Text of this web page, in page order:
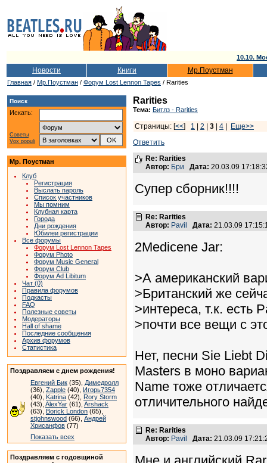
10.10.
Новости Книги Мр.Поустман
Главная / Мр.Поустман / Форум Lost Lennon Tapes / Rarities
Поиск
Искать:
Советы
Vox populi
Мр. Поустман
Клуб
Регистрация
Выслать пароль
Список участников
Мы помним
Клубная карта
Города
Дни рождения
Юбилеи регистрации
Все форумы
Форум Lost Lennon Tapes
Форум Photo
Форум Music General
Форум Club
Форум Ad Libitum
Чат (0)
Правила форумов
Подкасты
FAQ
Полезные советы
Модераторы
Hall of shame
Последние сообщения
Архив форумов
Статистика
Поздравляем с днем рождения!
Евгений Бик (35), Димедролл
(36), Zapple (40), Игорь7354
(40), Katrina (42), Rory Storm
(43), AlexYar (61), Arshack
(63), Borick London (65),
stjohnswood (66), Андрей
Хрисанфов (77)
Показать всех
Поздравляем с годовщиной
Rarities
Тема: Битлз - Rarities
Страницы: [<<] 1 2 3 4
Еще>>
Ответить
Re: Rarities
Автор: Бри Дата: 20.03.09
Супер сборник!!!!
Re: Rarities
Автор: Pavil Дата: 21.03.09
2Medicene Jar:
>А американский
>Британский же
>интереса, т.к. есть
>почти все вещи с
Нет, песни Sie Liebt
Masters в моно
Name тоже
отличительного
Re: Rarities
Автор: Pavil Дата: 21.03.09